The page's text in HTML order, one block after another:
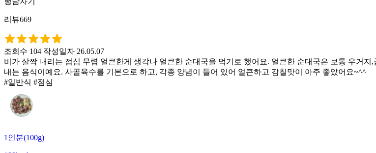
리뷰669
조회수 104 작성일자 26.05.07
비가 살짝 내리는 점심 무렵 얼큰한게 생각나 얼큰한 순대국을 먹기로 했어요. 얼큰한 순대국은 보통 우거
내는 음식이예요. 사골육수를 기본으로 하고, 각종 양념이 들어 있어 얼큰하고 감칠맛이 아주 좋았어요~^^
#일반식 #점심
1인분(100g)